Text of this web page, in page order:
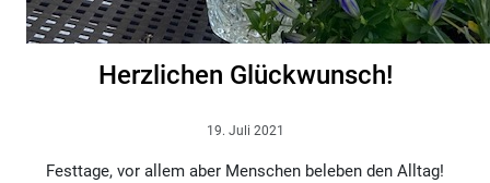
Herzlichen Glückwunsch!
19. Juli 2021
Festtage, vor allem aber Menschen beleben den Alltag!